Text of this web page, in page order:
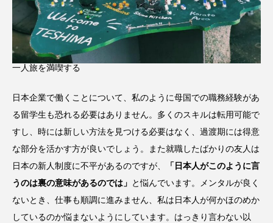
一人旅を満喫する
日本企業で働くことについて、私のように母国での職務経験があ
る留学生も恐れる必要はありません。多くのスキルは転用可能で
すし、時には新しい方法を見つける必要はなく、過渡期には得意
な部分を活かす方が良いでしょう。また就職したばかりの友人は
日本の新人制度に不平があるのですが、
「日本人がこのように言
うのは裏の意味があるのでは」 と悩んでいます。メンタルが良く
ないとき、仕事も順調に進みません、私は日本人が何かほのめか
しているのか悩まないようにしています。はっきり言わない以